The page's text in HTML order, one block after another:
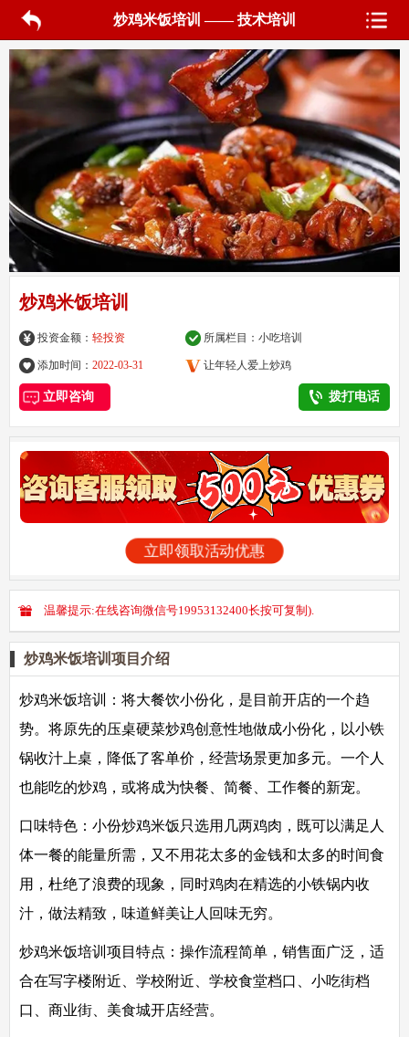
炒鸡米饭培训 —— 技术培训
炒鸡米饭培训
投资金额： 轻投资 所属栏目：小吃培训
添加时间： 2022-03-31 让年轻人爱上炒鸡
立即咨询 拨打电话
立即领取活动优惠
温馨提示:在线咨询微信号19953132400长按可复制).
炒鸡米饭培训项目介绍
炒鸡米饭培训： 将大餐饮小份化，是目前开店的一个趋
势。将原先的压桌硬菜炒鸡创意性地做成小份化，以小铁
锅收汁上桌，降低了客单价，经营场景更加多元。一个人
也能吃的炒鸡，或将成为快餐、简餐、工作餐的新宠。
口味特色： 小份炒鸡米饭只选用几两鸡肉，既可以满足人
体一餐的能量所需，又不用花太多的金钱和太多的时间食
用，杜绝了浪费的现象，同时鸡肉在精选的小铁锅内收
汁，做法精致，味道鲜美让人回味无穷。
炒鸡米饭培训项目特点： 操作流程简单，销售面广泛，适
合在写字楼附近、学校附近、学校食堂档口、小吃街档
口、商业街、美食城开店经营。